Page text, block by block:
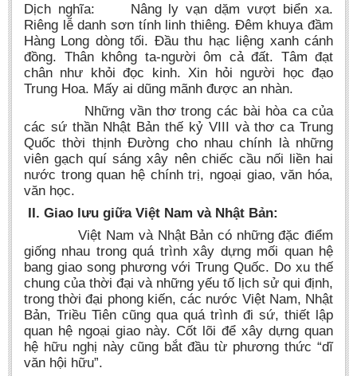
Dịch nghĩa: Nâng ly vạn dặm vượt biển xa.
Riêng lễ danh sơn tính linh thiêng. Đêm khuya đầm
Hàng Long dòng tối. Đầu thu hạc liệng xanh cánh
đồng. Thân không ta-người ôm cả đất. Tâm đạt
chân như khỏi đọc kinh. Xin hỏi người học đạo
Trung Hoa. Mấy ai dũng mãnh được an nhàn.
Những vần thơ trong các bài hòa ca của
các sứ thần Nhật Bản thế kỷ VIII và thơ ca Trung
Quốc thời thịnh Đường cho nhau chính là những
viên gạch quí sáng xây nên chiếc cầu nối liền hai
nước trong quan hệ chính trị, ngoại giao, văn hóa,
văn học.
II. Giao lưu giữa Việt Nam và Nhật Bản:
Việt Nam và Nhật Bản có những đặc điểm
giống nhau trong quá trình xây dựng mối quan hệ
bang giao song phương với Trung Quốc. Do xu thế
chung của thời đại và những yếu tố lịch sử qui định,
trong thời đại phong kiến, các nước Việt Nam, Nhật
Bản, Triều Tiên cũng qua quá trình đi sứ, thiết lập
quan hệ ngoại giao này. Cốt lõi để xây dựng quan
hệ hữu nghị này cũng bắt đầu từ phương thức “dĩ
văn hội hữu”.